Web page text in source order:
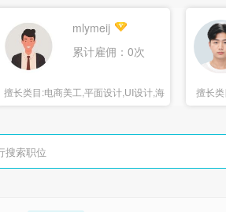
mlymeij
累计雇佣：0次
擅长类目:电商美工,平面设计,UI设计,海
报设计
擅长